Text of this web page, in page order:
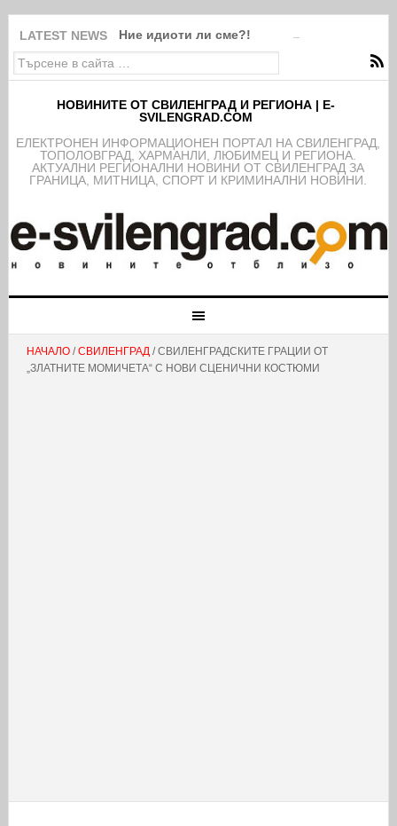
LATEST NEWS Ние идиоти ли сме?!
НОВИНИТЕ ОТ СВИЛЕНГРАД И РЕГИОНА | E-
SVILENGRAD.COM
EЛЕКТРОНЕН ИНФОРМАЦИОНЕН ПОРТАЛ НА СВИЛЕНГРАД,
ТОПОЛОВГРАД, ХАРМАНЛИ, ЛЮБИМЕЦ И РЕГИОНА.
АКТУАЛНИ РЕГИОНАЛНИ НОВИНИ ОТ СВИЛЕНГРАД ЗА
ГРАНИЦА, МИТНИЦА, СПОРТ И КРИМИНАЛНИ НОВИНИ.
НАЧАЛО/СВИЛЕНГРАД/ СВИЛЕНГРАДСКИТЕ ГРАЦИИ ОТ
„ЗЛАТНИТЕ МОМИЧЕТА“ С НОВИ СЦЕНИЧНИ КОСТЮМИ